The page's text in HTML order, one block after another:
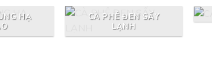
HẠ
CÀ PHÊ ĐEN SẤY
LẠNH